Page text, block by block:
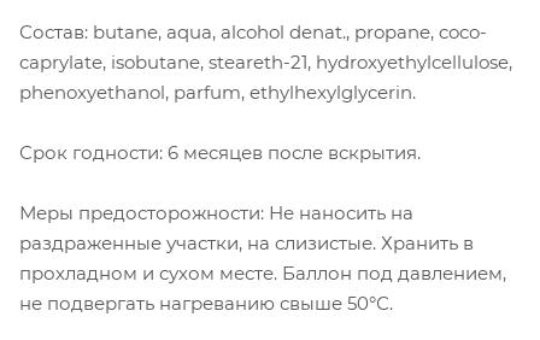
Состав: butane, aqua, alcohol denat., propane, coco-
caprylate, isobutane, steareth-21, hydroxyethylcellulose,
phenoxyethanol, parfum, ethylhexylglycerin.
Срок годности: 6 месяцев после вскрытия.
Меры предосторожности: Не наносить на
раздраженные участки, на слизистые. Хранить в
прохладном и сухом месте. Баллон под давлением,
не подвергать нагреванию свыше 50°С.